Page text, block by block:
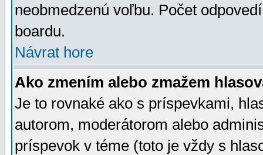
neobmedzenú voľbu. Počet
boardu.
Návrat hore
Ako zmením alebo zmažem
Je to rovnaké ako s príspevkami,
autorom, moderátorom alebo
príspevok v téme (toto je vždy s